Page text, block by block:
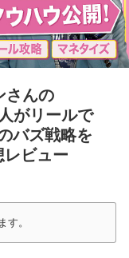
さんの
がリールで
バズ戦略を
ビュー
す。